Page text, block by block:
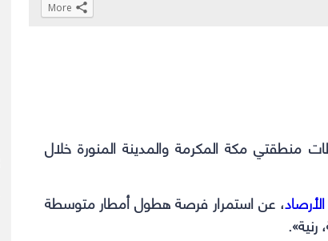
منطقتي مكة المكرمة والمدينة المنورة خلال
، عن استمرار فرصة هطول أمطار متوسطة
in
window)
in
window)
Click
in
window)
Click
in
window)
More